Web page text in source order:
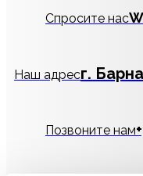
Спросите нас
Наш адресг.
Позвоните нам